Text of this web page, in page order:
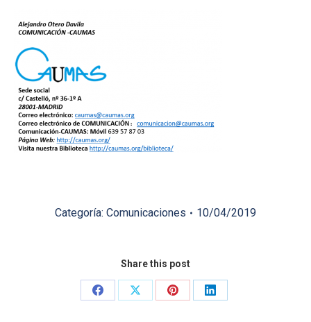
Categoría: Comunicaciones 10/04/2019
Share this post
Share
Share
Share
Share